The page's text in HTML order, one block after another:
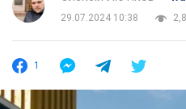
29.07.2024 10:38
1